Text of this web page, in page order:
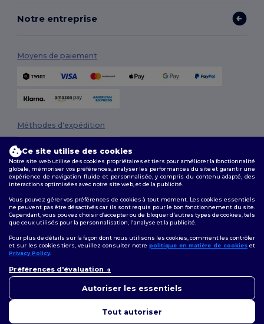
Notre entreprise
Moyens de paiement
Méthodes d'expédition
Conditions Générales|Politique de personnalisation
Confidentialité|Politique de Cookies|Plan du Site
Suivez-nous
Ce site utilise des cookies
Notre site web utilise des cookies propriétaires et tiers pour améliorer la fonctionnalité
globale, mémoriser vos préférences, analyser les performances du site et garantir une
expérience de navigation fluide et personnalisée, y compris du contenu adapté, des
interactions optimisées avec notre site web, et de la publicité.
Vous pouvez gérer vos préférences de cookies à tout moment. Les cookies essentiels
ne peuvent pas être désactivés car ils sont requis pour le bon fonctionnement du site.
Cependant, vous pouvez choisir d’accepter ou de bloquer d'autres types de cookies, tels
que ceux utilisés pour la personnalisation, l'analyse et la publicité.
Pour plus de détails sur la façon dont nous utilisons les cookies, comment les contrôler
et sur les cookies tiers, veuillez consulter notre politique en matière de cookies et
Privacy Policy.
Préférences d'évaluation
Autoriser les essentiels
Tout autoriser
pouvez nous contacter à tout
pour vous aider.